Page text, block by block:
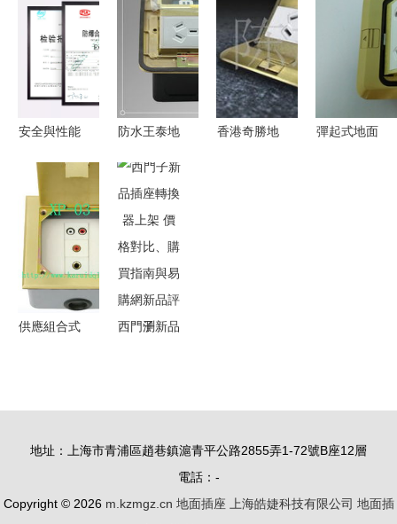
插座為何成
為現代家居
首選？
指南
型翻蓋地面
插座詳解
板，電話與
電腦綜合接
口方案
安全與性能
照明開關
工業與戶外
場景的理想
之選
防水王泰地
電萬能地腳
插座的卓越
之選
香港奇勝地
彈起式地面
供應組合式
西門子新品
網新品評測
地址：上海市青浦區趙巷鎮滬青平公路2855弄1-72號B座12層
電話：-
Copyright © 2026 m.kzmgz.cn 地面插座 上海皓婕科技有限公司 地面插